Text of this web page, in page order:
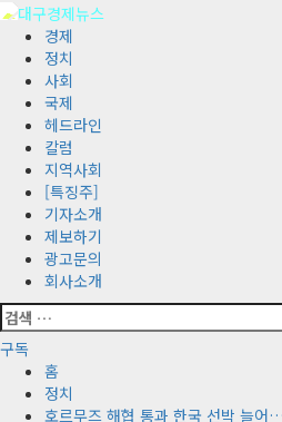
콘
경제
정치
사회
국제
헤드라인
칼럼
지역사회
[특징주]
기자소개
제보하기
광고문의
회사소개
검
색:
구독
홈
정치
호르무즈 해협 통과 한국 선박 늘어